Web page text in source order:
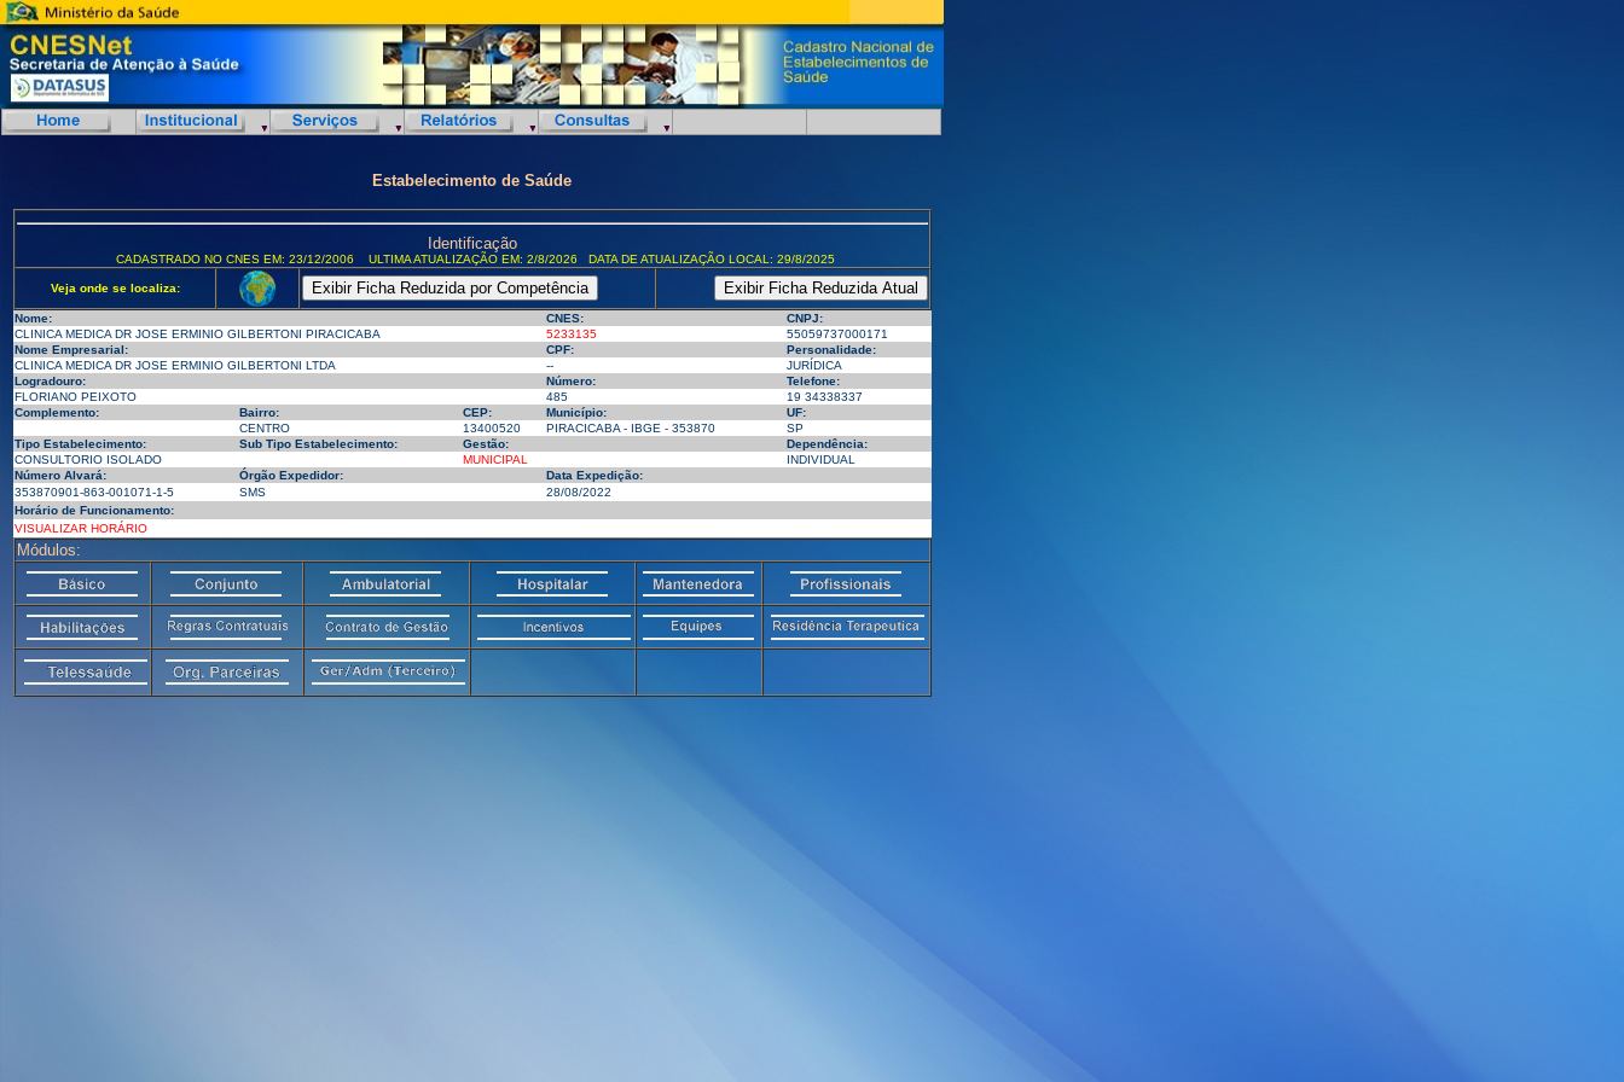
Estabelecimento de Saúde
Identificação
CADASTRADO NO CNES EM: 23/12/2006 ULTIMA ATUALIZAÇÃO EM: 2/8/2026 DATA DE ATUALIZAÇÃO LOCAL: 29/8/2025
Veja onde se localiza:
Nome: CNES:
CNPJ:
CLINICA MEDICA DR JOSE ERMINIO GILBERTONI PIRACICABA
5233135
55059737000171
Nome Empresarial:
CPF:
Personalidade:
CLINICA MEDICA DR JOSE ERMINIO GILBERTONI LTDA
--
JURÍDICA
Logradouro:
Número:
Telefone:
FLORIANO PEIXOTO
485
19 34338337
Complemento:
Bairro: CEP: Município:
UF:
CENTRO
13400520 PIRACICABA - IBGE - 353870
SP
Tipo Estabelecimento:
Sub Tipo Estabelecimento: Gestão:
Dependência:
CONSULTORIO ISOLADO
MUNICIPAL
INDIVIDUAL
Número Alvará:
Órgão Expedidor:
Data Expedição:
353870901-863-001071-1-5
SMS
28/08/2022
Horário de Funcionamento:
VISUALIZAR HORÁRIO
Módulos: